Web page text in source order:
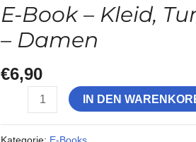
E-Book – Kleid,
– Damen
€6,90
Kleid,
Tunika,
Makalu
Damen
Menge
IN DEN